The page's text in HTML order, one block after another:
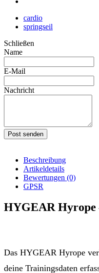
cardio
springseil
Schließen
Name
E-Mail
Nachricht
Post senden
Beschreibung
Artikeldetails
Bewertungen (0)
GPSR
HYGEAR Hyrope
Das HYGEAR Hyrope
deine Trainingsdaten